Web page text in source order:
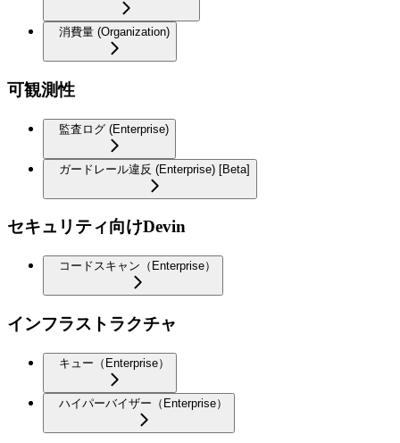
消費量 (Organization)
可観測性
監査ログ (Enterprise)
ガードレール違反 (Enterprise) [Beta]
セキュリティ向けDevin
コードスキャン（Enterprise）
インフラストラクチャ
キュー（Enterprise）
ハイパーバイザー（Enterprise）